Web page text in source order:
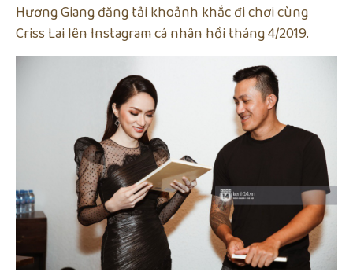
Hương Giang đăng tải khoảnh khắc đi chơi cùng
Criss Lai lên Instagram cá nhân hồi tháng 4/2019.